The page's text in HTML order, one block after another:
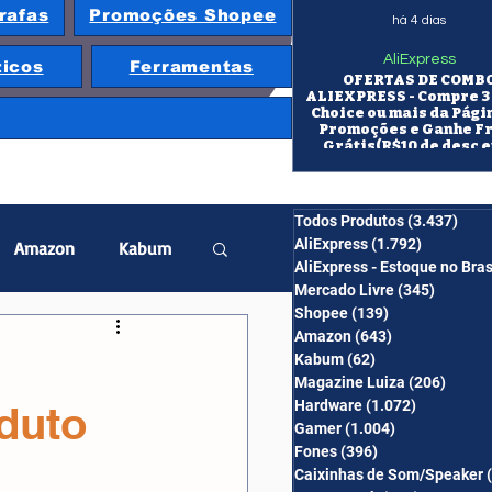
Promoções Shopee
Ferramentas
OFERTAS DE
ALIEXPRESS - Compre
Choice ou mais da
Promoções e Ganhe
Grátis(R$10 de desc
AliExpress
há 4 dias
Amazon Kabum
Projetor
Todos Produtos(3.437)
AliExpress(1.792)
AliExpress - Estoque no
Mercado Livre(345)
Shopee(139)
Amazon(643)
Kabum(62)
Magazine Luiza (206)
Hardware(1.072)
Gamer(1.004)
Fones(396)
Caixinhas de Som/Speaker